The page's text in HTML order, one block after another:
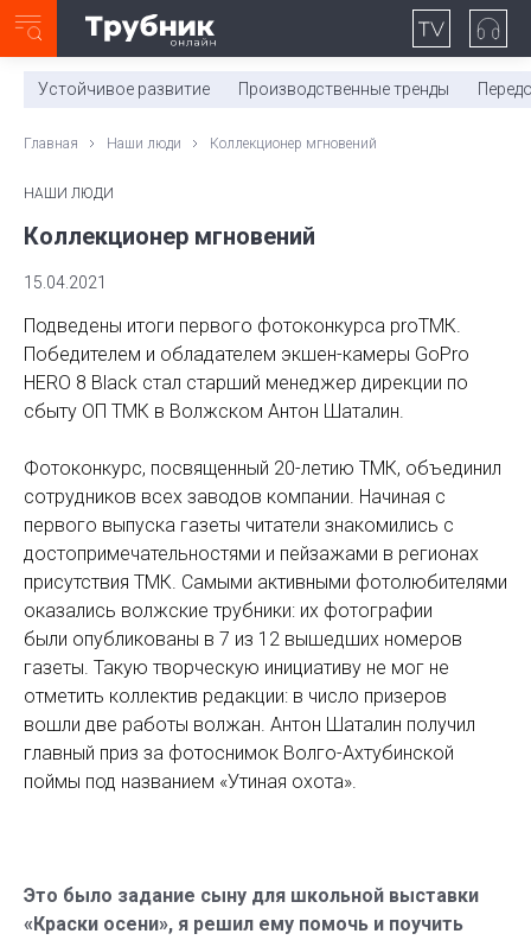
0:00/ 11:03
Устойчивое развитие Производственные тренды
Главная Наши люди Коллекционер мгновений
НАШИ ЛЮДИ
Коллекционер мгновений
15.04.2021
Подведены итоги первого фотоконкурса proТМК.
Победителем и обладателем экшен-камеры GoPro
HERO 8 Black стал старший менеджер дирекции по
сбыту ОП ТМК в Волжском Антон Шаталин.
Фотоконкурс, посвященный 20-летию ТМК, объединил
сотрудников всех заводов компании. Начиная с
первого выпуска газеты читатели знакомились с
достопримечательностями и пейзажами в регионах
присутствия ТМК. Самыми активными фотолюбителями
оказались волжские трубники: их фотографии
были опубликованы в 7 из 12 вышедших номеров
газеты. Такую творческую инициативу не мог не
отметить коллектив редакции: в число призеров
вошли две работы волжан. Антон Шаталин получил
главный приз за фотоснимок Волго-Ахтубинской
поймы под названием «Утиная охота».
Это было задание сыну для школьной выставки
«Краски осени», я решил ему помочь и поучить